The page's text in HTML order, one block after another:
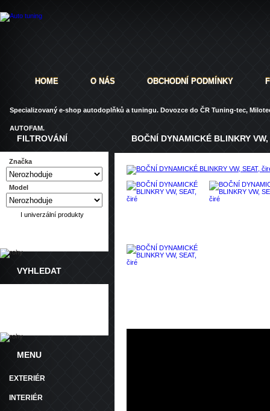
BOČNÍ DYNAMICKÉ BLINKRY VW,
FILTROVÁNÍ
Značka
Model
I univerzální produkty
VYHLEDAT
MENU
EXTERIÉR
INTERIÉR
HOME O NÁS OBCHODNÍ PODMÍNKY
Specializovaný e-shop autodoplňků a tuningu. Dovozce do ČR Tuning-tec,
AUTOFAM.